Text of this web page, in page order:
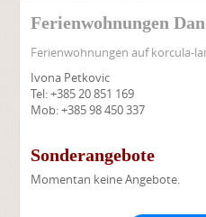
Ferienwohnungen
Ferienwohnungen auf korcula-
Ivona Petkovic
Tel: +385 20 851 169
Mob: +385 98 450 337
Sonderangebote
Momentan keine Angebote.